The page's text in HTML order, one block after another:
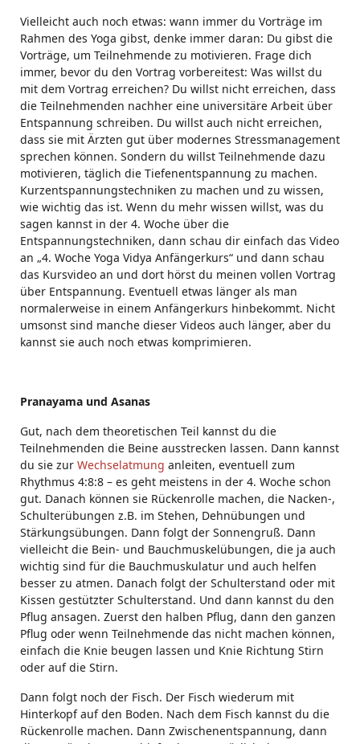
Vielleicht auch noch etwas: wann immer du Vorträge im
Rahmen des Yoga gibst, denke immer daran: Du gibst die
Vorträge, um Teilnehmende zu motivieren. Frage dich
immer, bevor du den Vortrag vorbereitest: Was willst du
mit dem Vortrag erreichen? Du willst nicht erreichen, dass
die Teilnehmenden nachher eine universitäre Arbeit über
Entspannung schreiben. Du willst auch nicht erreichen,
dass sie mit Ärzten gut über modernes Stressmanagement
sprechen können. Sondern du willst Teilnehmende dazu
motivieren, täglich die Tiefenentspannung zu machen.
Kurzentspannungstechniken zu machen und zu wissen,
wie wichtig das ist. Wenn du mehr wissen willst, was du
sagen kannst in der 4. Woche über die
Entspannungstechniken, dann schau dir einfach das Video
an „4. Woche Yoga Vidya Anfängerkurs“ und dann schau
das Kursvideo an und dort hörst du meinen vollen Vortrag
über Entspannung. Eventuell etwas länger als man
normalerweise in einem Anfängerkurs hinbekommt. Nicht
umsonst sind manche dieser Videos auch länger, aber du
kannst sie auch noch etwas komprimieren.
Pranayama und Asanas
Gut, nach dem theoretischen Teil kannst du die
Teilnehmenden die Beine ausstrecken lassen. Dann kannst
du sie zur Wechselatmung anleiten, eventuell zum
Rhythmus 4:8:8 – es geht meistens in der 4. Woche schon
gut. Danach können sie Rückenrolle machen, die Nacken-,
Schulterübungen z.B. im Stehen, Dehnübungen und
Stärkungsübungen. Dann folgt der Sonnengruß. Dann
vielleicht die Bein- und Bauchmuskelübungen, die ja auch
wichtig sind für die Bauchmuskulatur und auch helfen
besser zu atmen. Danach folgt der Schulterstand oder mit
Kissen gestützter Schulterstand. Und dann kannst du den
Pflug ansagen. Zuerst den halben Pflug, dann den ganzen
Pflug oder wenn Teilnehmende das nicht machen können,
einfach die Knie beugen lassen und Knie Richtung Stirn
oder auf die Stirn.
Dann folgt noch der Fisch. Der Fisch wiederum mit
Hinterkopf auf den Boden. Nach dem Fisch kannst du die
Rückenrolle machen. Dann Zwischenentspannung, dann